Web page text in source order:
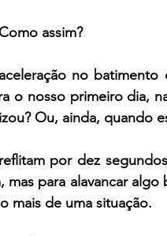
assim?
no batimento
o nosso primeiro dia,
Ou, ainda, quando
por dez
mas para alavancar
mais de uma situação.